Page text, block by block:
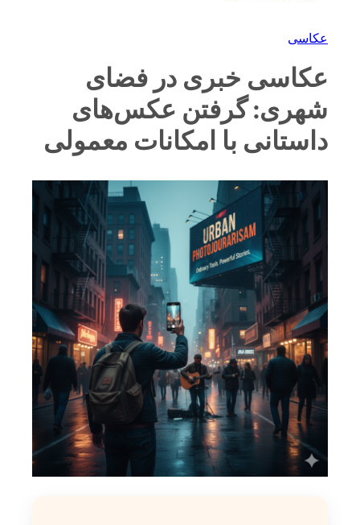
عکاسی
عکاسی خبری در فضای
شهری: گرفتن عکس‌های
داستانی با امکانات معمولی